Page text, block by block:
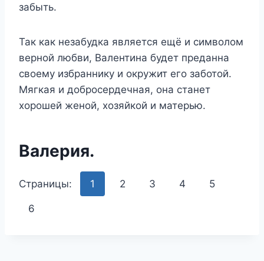
забыть.
Так как незабудка является ещё и символом
верной любви, Валентина будет преданна
своему избраннику и окружит его заботой.
Мягкая и добросердечная, она станет
хорошей женой, хозяйкой и матерью.
Валерия.
Страницы: 1 2 3 4 5
6